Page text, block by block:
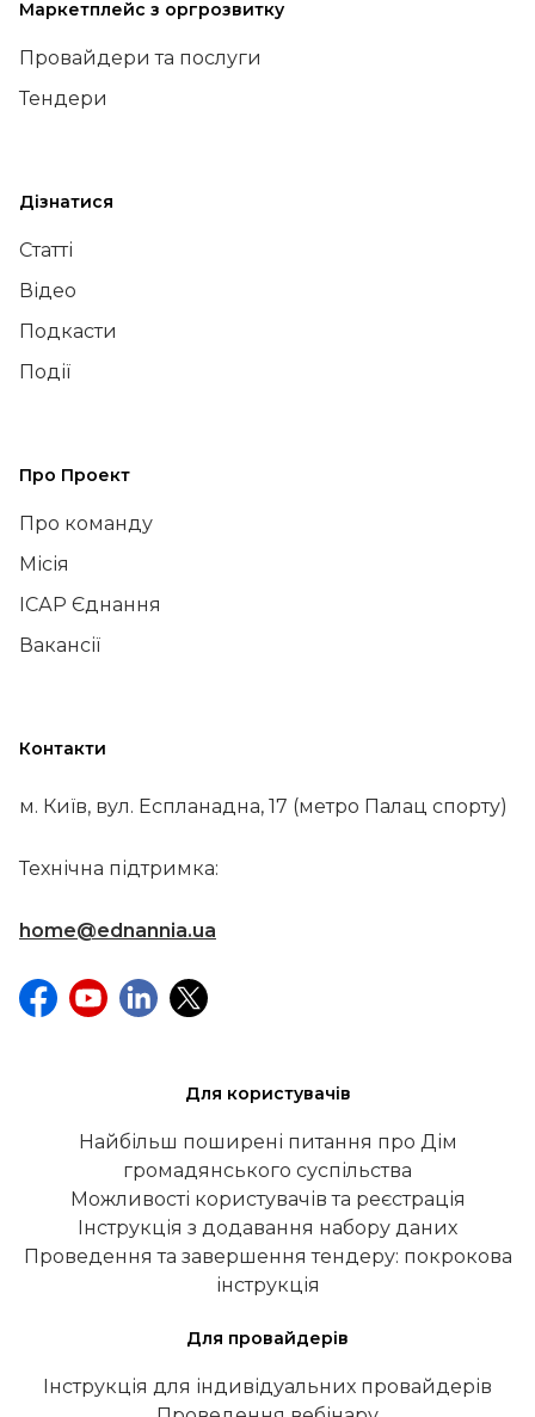
Маркетплейс з оргрозвитку
Провайдери та послуги
Тендери
Дізнатися
Статті
Відео
Подкасти
Події
Про Проект
Про команду
Місія
ІСАР Єднання
Вакансії
Контакти
м. Київ, вул. Еспланадна, 17 (метро Палац спорту)
Технічна підтримка:
home@ednannia.ua
Для користувачів
Найбільш поширені питання про Дім
громадянського суспільства
Можливості користувачів та реєстрація
Інструкція з додавання набору даних
Проведення та завершення тендеру: покрокова
інструкція
Для провайдерів
Інструкція для індивідуальних провайдерів